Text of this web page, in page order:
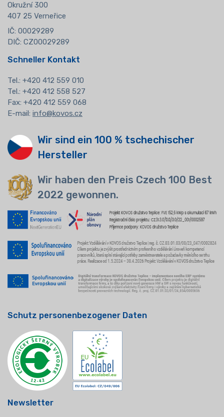
Okružní 300
407 25 Verneřice
IČ: 00029289
DIČ: CZ00029289
Schneller Kontakt
Tel.: +420 412 559 010
Tel.: +420 412 558 527
Fax: +420 412 559 068
E-mail: info@kovos.cz
Wir sind ein 100 % tschechischer
Hersteller
Wir haben den Preis Czech 100 Best
2022 gewonnen.
Schutz personenbezogener Daten
Newsletter